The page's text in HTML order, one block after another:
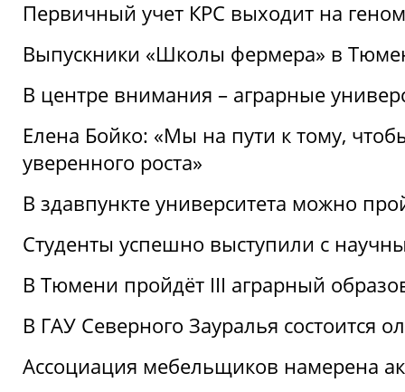
Первичный учет КРС выходит на
Выпускники «Школы фермера» в
В центре внимания – аграрные
Елена Бойко: «Мы на пути к тому,
уверенного роста»
В здавпункте университета можно
Студенты успешно выступили с
В Тюмени пройдёт III аграрный
В ГАУ Северного Зауралья состоится
Ассоциация мебельщиков намерена